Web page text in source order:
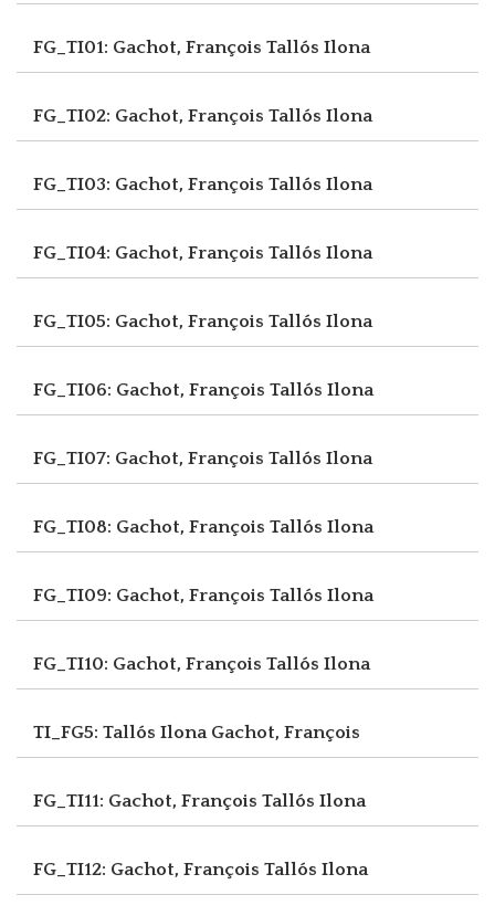
FG_TI01: Gachot, François Tallós Ilona
FG_TI02: Gachot, François Tallós Ilona
FG_TI03: Gachot, François Tallós Ilona
FG_TI04: Gachot, François Tallós Ilona
FG_TI05: Gachot, François Tallós Ilona
FG_TI06: Gachot, François Tallós Ilona
FG_TI07: Gachot, François Tallós Ilona
FG_TI08: Gachot, François Tallós Ilona
FG_TI09: Gachot, François Tallós Ilona
FG_TI10: Gachot, François Tallós Ilona
TI_FG5: Tallós Ilona Gachot, François
FG_TI11: Gachot, François Tallós Ilona
FG_TI12: Gachot, François Tallós Ilona